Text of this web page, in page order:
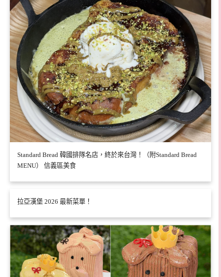
Standard Bread 韓國排隊名店，終於來台灣！（附Standard Bread
MENU） 信義區美食
拉亞漢堡 2026 最新菜單！